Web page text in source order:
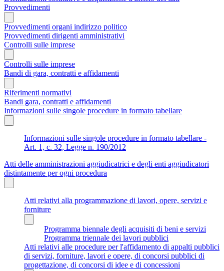
Provvedimenti
Provvedimenti organi indirizzo politico
Provvedimenti dirigenti amministrativi
Controlli sulle imprese
Controlli sulle imprese
Bandi di gara, contratti e affidamenti
Riferimenti normativi
Bandi gara, contratti e affidamenti
Informazioni sulle singole procedure in formato tabellare
Informazioni sulle singole procedure in formato tabellare -
Art. 1, c. 32, Legge n. 190/2012
Atti delle amministrazioni aggiudicatrici e degli enti aggiudicatori
distintamente per ogni procedura
Atti relativi alla programmazione di lavori, opere, servizi e
forniture
Programma biennale degli acquisiti di beni e servizi
Programma triennale dei lavori pubblici
Atti relativi alle procedure per l'affidamento di appalti pubblici
di servizi, forniture, lavori e opere, di concorsi pubblici di
progettazione, di concorsi di idee e di concessioni